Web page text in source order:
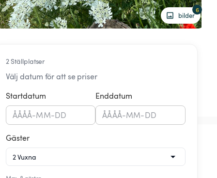
bilder
6
2 Ställplatser
Välj datum för att se priser
Startdatum
ÅÅÅÅ-MM-DD
Enddatum
ÅÅÅÅ-MM-DD
Gäster